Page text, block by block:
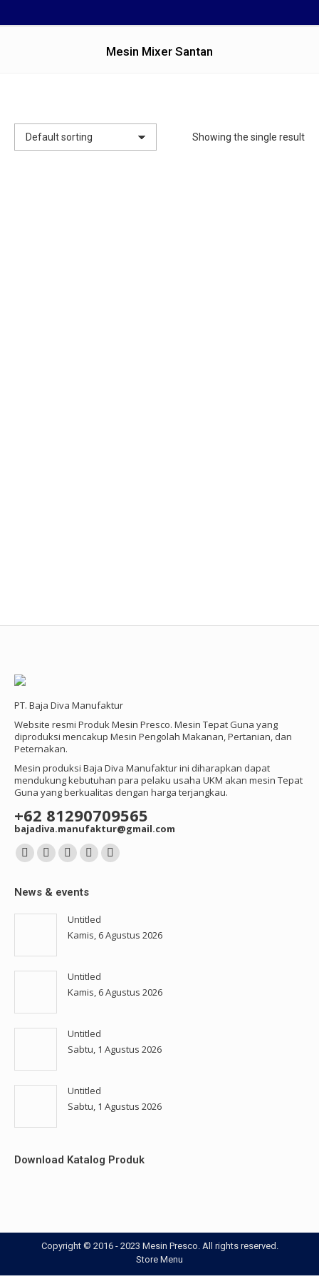
Mesin Mixer Santan
Showing the single result
PT. Baja Diva Manufaktur
Website resmi Produk Mesin Presco. Mesin Tepat Guna yang
diproduksi mencakup Mesin Pengolah Makanan, Pertanian, dan
Peternakan.
Mesin produksi Baja Diva Manufaktur ini diharapkan dapat
mendukung kebutuhan para pelaku usaha UKM akan mesin Tepat
Guna yang berkualitas dengan harga terjangkau.
+62 81290709565
bajadiva.manufaktur@gmail.com
Find us on:
Facebook
opens
in
window
YouTube
opens
in
window
Instagram
opens
in
new
Mail
opens
in
new
Whatsapp
new
News & events
Untitled
Kamis, 6 Agustus 2026
Untitled
Kamis, 6 Agustus 2026
Untitled
Sabtu, 1 Agustus 2026
Untitled
Sabtu, 1 Agustus 2026
Download Katalog Produk
Copyright © 2016 - 2023 Mesin Presco. All rights reserved.
Store Menu